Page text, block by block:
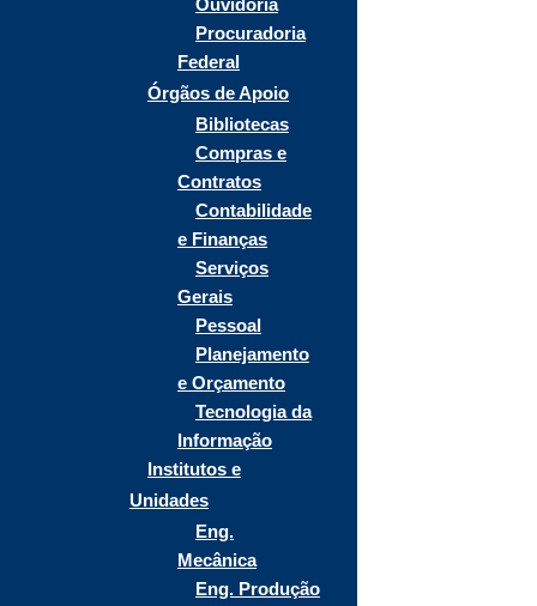
Ouvidoria
Procuradoria
Federal
Órgãos de Apoio
Bibliotecas
Compras e
Contratos
Contabilidade
e Finanças
Serviços
Gerais
Pessoal
Planejamento
e Orçamento
Tecnologia da
Informação
Institutos e
Unidades
Eng.
Mecânica
Eng. Produção